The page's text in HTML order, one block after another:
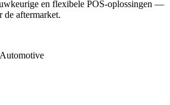
en flexibele POS-oplossingen —
de aftermarket.